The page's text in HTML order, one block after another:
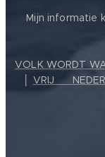
Mijn informatie
VOLK WORDT
VRIJ ❤️